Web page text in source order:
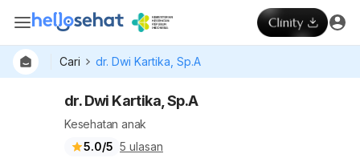
Cari dr. Dwi Kartika, Sp.A
dr. Dwi Kartika, Sp.A
Kesehatan anak
5.0/5 5 ulasan